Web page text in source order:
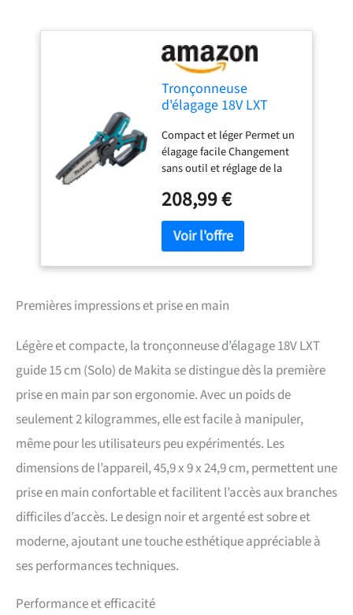
Tronçonneuse
d'élagage 18V LXT
MAKITA DUC150Z
Compact et léger Permet un
élagage facile Changement
sans outil et réglage de la
tronçonneuse Lubrification
automatique de la chaîne
Fenêtre de visualisation
d'huile de chaîne Levier de
verrouillage, accessible de
arrière Capacité du réservoir
Chaîne 80 TXL avec 32
maillons
208,99 €
Premières impressions et prise en main
Légère et compacte, la tronçonneuse d’élagage 18V LXT
guide 15 cm (Solo) de Makita se distingue dès la première
prise en main par son ergonomie. Avec un poids de
seulement 2 kilogrammes, elle est facile à manipuler,
même pour les utilisateurs peu expérimentés. Les
dimensions de l’appareil, 45,9 x 9 x 24,9 cm, permettent une
prise en main confortable et facilitent l’accès aux branches
difficiles d’accès. Le design noir et argenté est sobre et
moderne, ajoutant une touche esthétique appréciable à
ses performances techniques.
Performance et efficacité